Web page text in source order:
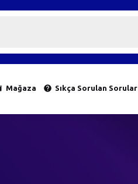
Mağaza Sıkça Sorulan Sorular